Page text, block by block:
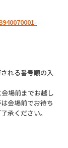
れる番号順の入
場前までお越し
会場前でお待ち
承ください。